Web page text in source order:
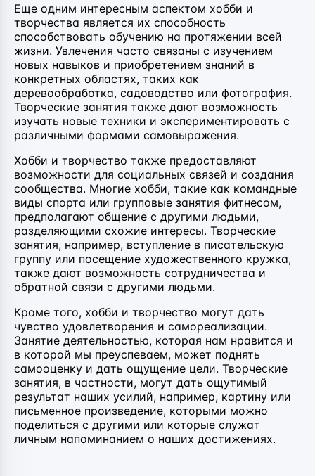
Еще одним интересным аспектом хобби и
творчества является их способность
способствовать обучению на протяжении всей
жизни. Увлечения часто связаны с изучением
новых навыков и приобретением знаний в
конкретных областях, таких как
деревообработка, садоводство или фотография.
Творческие занятия также дают возможность
изучать новые техники и экспериментировать с
различными формами самовыражения.
Хобби и творчество также предоставляют
возможности для социальных связей и создания
сообщества. Многие хобби, такие как командные
виды спорта или групповые занятия фитнесом,
предполагают общение с другими людьми,
разделяющими схожие интересы. Творческие
занятия, например, вступление в писательскую
группу или посещение художественного кружка,
также дают возможность сотрудничества и
обратной связи с другими людьми.
Кроме того, хобби и творчество могут дать
чувство удовлетворения и самореализации.
Занятие деятельностью, которая нам нравится и
в которой мы преуспеваем, может поднять
самооценку и дать ощущение цели. Творческие
занятия, в частности, могут дать ощутимый
результат наших усилий, например, картину или
письменное произведение, которыми можно
поделиться с другими или которые служат
личным напоминанием о наших достижениях.